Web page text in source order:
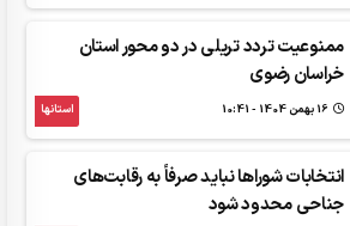
ممنوعیت تردد تریلی در دو محور استان
خراسان رضوی
استانها
انتخابات شوراها نباید صرفاً به رقابت‌های
جناحی محدود شود